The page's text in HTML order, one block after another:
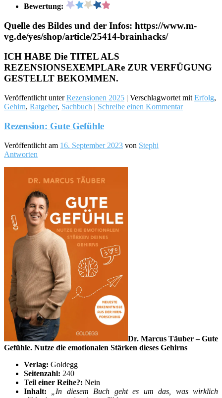
Bewertung:
Quelle des Bildes und der Infos: https://www.m-
vg.de/yes/shop/article/25414-brainhacks/
ICH HABE Die TITEL ALS
REZENSIONSEXEMPLARe ZUR VERFÜGUNG
GESTELLT BEKOMMEN.
Veröffentlicht unter Rezensionen 2025 | Verschlagwortet mit Erfolg,
Gehirn, Ratgeber, Sachbuch | Schreibe einen Kommentar
Rezension: Gute Gefühle
Veröffentlicht am 16. September 2023 von Stephi
Antworten
Dr. Marcus Täuber – Gute
Gefühle. Nutze die emotionalen Stärken dieses Gehirns
Verlag: Goldegg
Seitenzahl: 240
Teil einer Reihe?: Nein
Inhalt:
In diesem Buch geht es um das, was wirklich